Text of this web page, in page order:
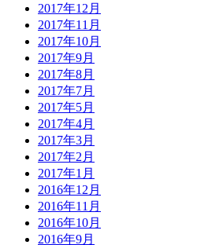
2017年12月
2017年11月
2017年10月
2017年9月
2017年8月
2017年7月
2017年5月
2017年4月
2017年3月
2017年2月
2017年1月
2016年12月
2016年11月
2016年10月
2016年9月